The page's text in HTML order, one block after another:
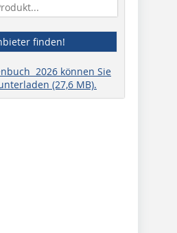
finden!
2026 können Sie
(27,6 MB).